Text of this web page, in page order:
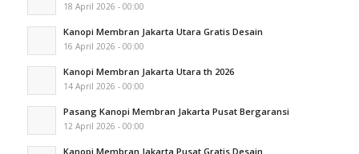
18 April 2026 - 00:00
Kanopi Membran Jakarta Utara Gratis Desain
16 April 2026 - 00:00
Kanopi Membran Jakarta Utara th 2026
14 April 2026 - 00:00
Pasang Kanopi Membran Jakarta Pusat Bergaransi
12 April 2026 - 00:00
Kanopi Membran Jakarta Pusat Gratis Desain